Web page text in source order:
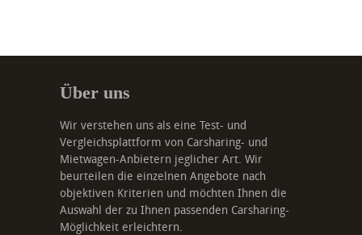
Über uns
Wir verstehen uns als eine Test- und
Vergleichsplattform von Carsharing- und
Mietwagen-Anbietern jeglicher Art. Wir
beurteilen die einzelnen Angebote nach
objektiven Kriterien und möchten Ihnen die
Auswahl der zu Ihnen passenden Carsharing-
Möglichkeit erleichtern.